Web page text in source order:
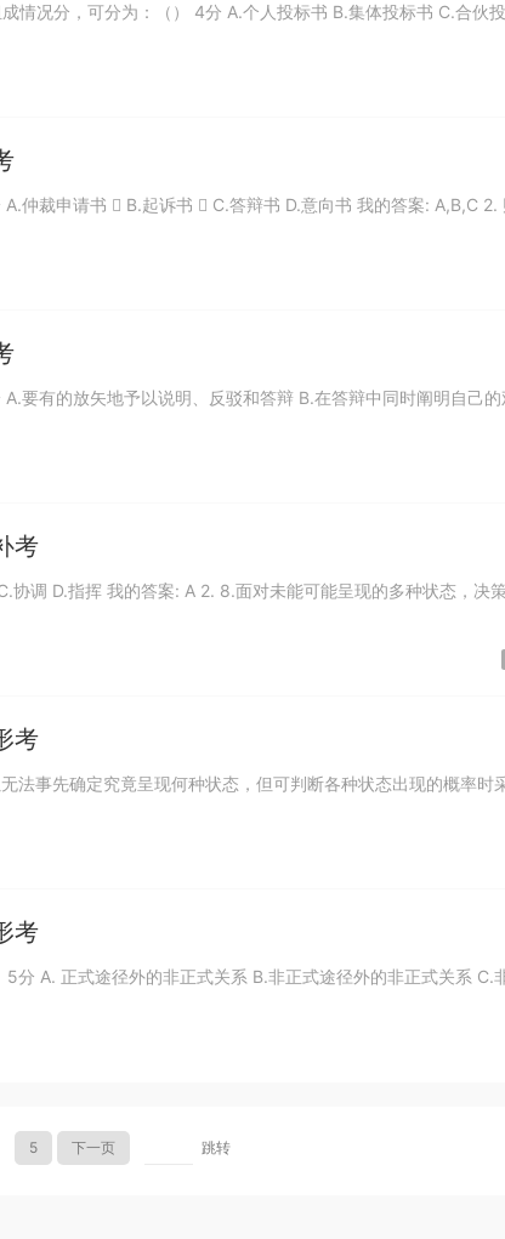
情况分，可分为：（） 4分 A.个人投标书 B.集体投标书 C.合伙
仲裁申请书  B.起诉书  C.答辩书 D.意向书 我的答案: A,B,C 2.
要有的放矢地予以说明、反驳和答辩 B.在答辩中同时阐明自己的
考
调 D.指挥 我的答案: A 2. 8.面对未能可能呈现的多种状态，决
考
法事先确定究竟呈现何种状态，但可判断各种状态出现的概率时
考
分 A. 正式途径外的非正式关系 B.非正式途径外的非正式关系 C.
5 下一页 跳转